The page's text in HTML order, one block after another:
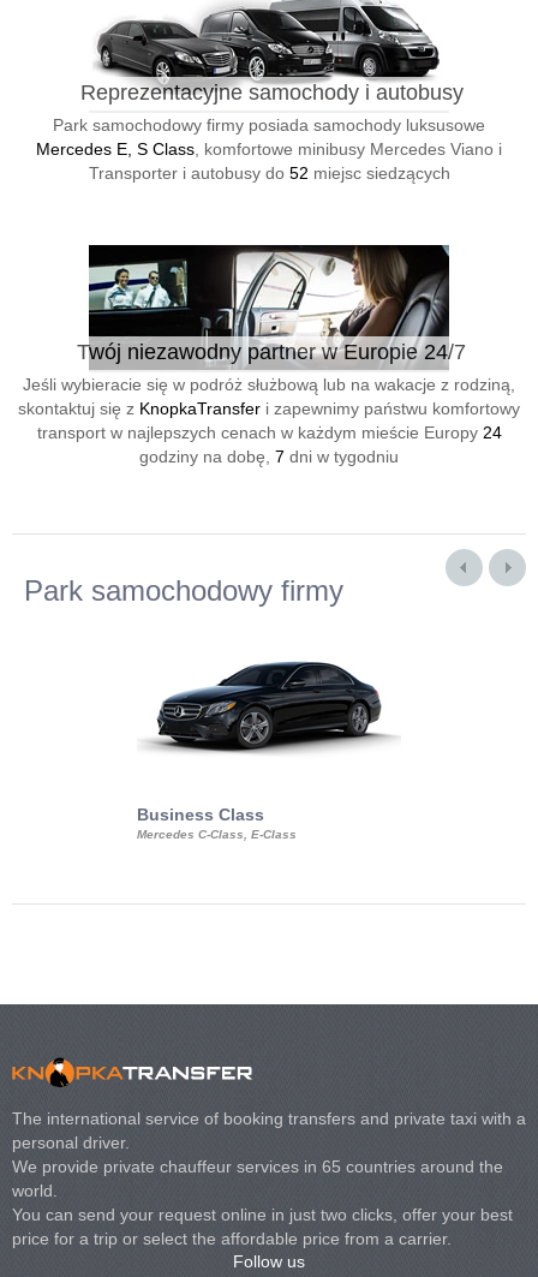
Reprezentacyjne samochody i autobusy
Park samochodowy firmy posiada samochody luksusowe
Mercedes E, S Class , komfortowe minibusy Mercedes Viano i
Transporter i autobusy do 52 miejsc siedzących
Twój niezawodny partner w Europie 24/7
Jeśli wybieracie się w podróż służbową lub na wakacje z rodziną,
skontaktuj się z KnopkaTransfer i zapewnimy państwu komfortowy
transport w najlepszych cenach w każdym mieście Europy 24
godziny na dobę, 7 dni w tygodniu
Park samochodowy firmy
Business Class
Mercedes C-Class, E-Class
The international service of booking transfers and private taxi with a
personal driver.
We provide private chauffeur services in 65 countries around the
world.
You can send your request online in just two clicks, offer your best
price for a trip or select the affordable price from a carrier.
Follow us